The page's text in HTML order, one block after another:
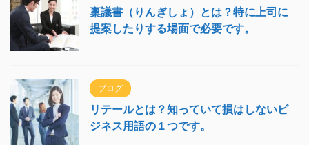
稟議書（りんぎしょ）とは？特に上司に
提案したりする場面で必要です。
ブログ
リテールとは？知っていて損はしないビ
ジネス用語の１つです。